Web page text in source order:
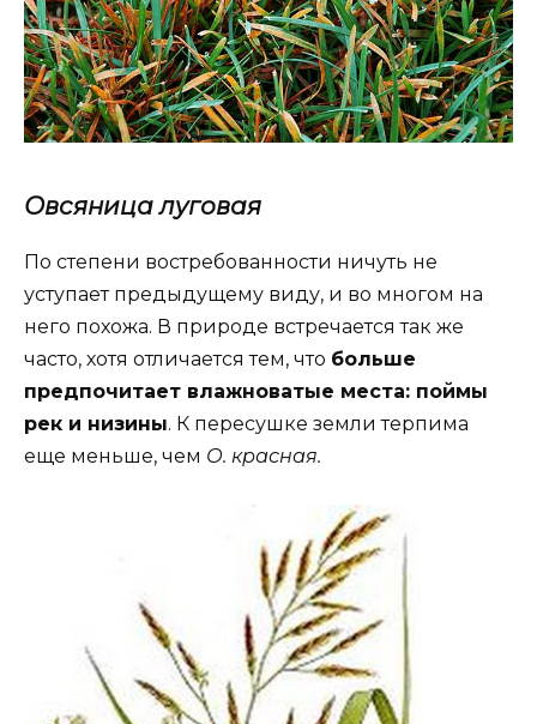
Овсяницалуговая
По степени востребованности ничуть не
уступает предыдущему виду, и во многом на
него похожа. В природе встречается так же
часто, хотя отличается тем, что больше
предпочитает влажноватые места: поймы
рек и низины. К пересушке земли терпима
еще меньше, чем О. красная.